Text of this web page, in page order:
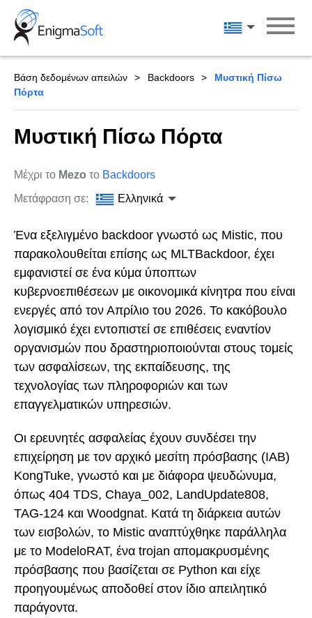
Skip
content
Ελληνικά
Βάση δεδομένων απειλών Backdoors
Μυστική Πίσω
Πόρτα
Μυστική Πίσω Πόρτα
Μέχρι το Mezo το Backdoors
Μετάφραση σε:
Ελληνικά
Ένα εξελιγμένο backdoor γνωστό ως Mistic, που
παρακολουθείται επίσης ως MLTBackdoor, έχει
εμφανιστεί σε ένα κύμα ύποπτων
κυβερνοεπιθέσεων με οικονομικά κίνητρα που είναι
ενεργές από τον Απρίλιο του 2026. Το κακόβουλο
λογισμικό έχει εντοπιστεί σε επιθέσεις εναντίον
οργανισμών που δραστηριοποιούνται στους τομείς
των ασφαλίσεων, της εκπαίδευσης, της
τεχνολογίας των πληροφοριών και των
επαγγελματικών υπηρεσιών.
Οι ερευνητές ασφαλείας έχουν συνδέσει την
επιχείρηση με τον αρχικό μεσίτη πρόσβασης (IAB)
KongTuke, γνωστό και με διάφορα ψευδώνυμα,
όπως 404 TDS, Chaya_002, LandUpdate808,
TAG-124 και Woodgnat. Κατά τη διάρκεια αυτών
των εισβολών, το Mistic αναπτύχθηκε παράλληλα
με το ModeloRAT, ένα trojan απομακρυσμένης
πρόσβασης που βασίζεται σε Python και είχε
προηγουμένως αποδοθεί στον ίδιο απειλητικό
παράγοντα.